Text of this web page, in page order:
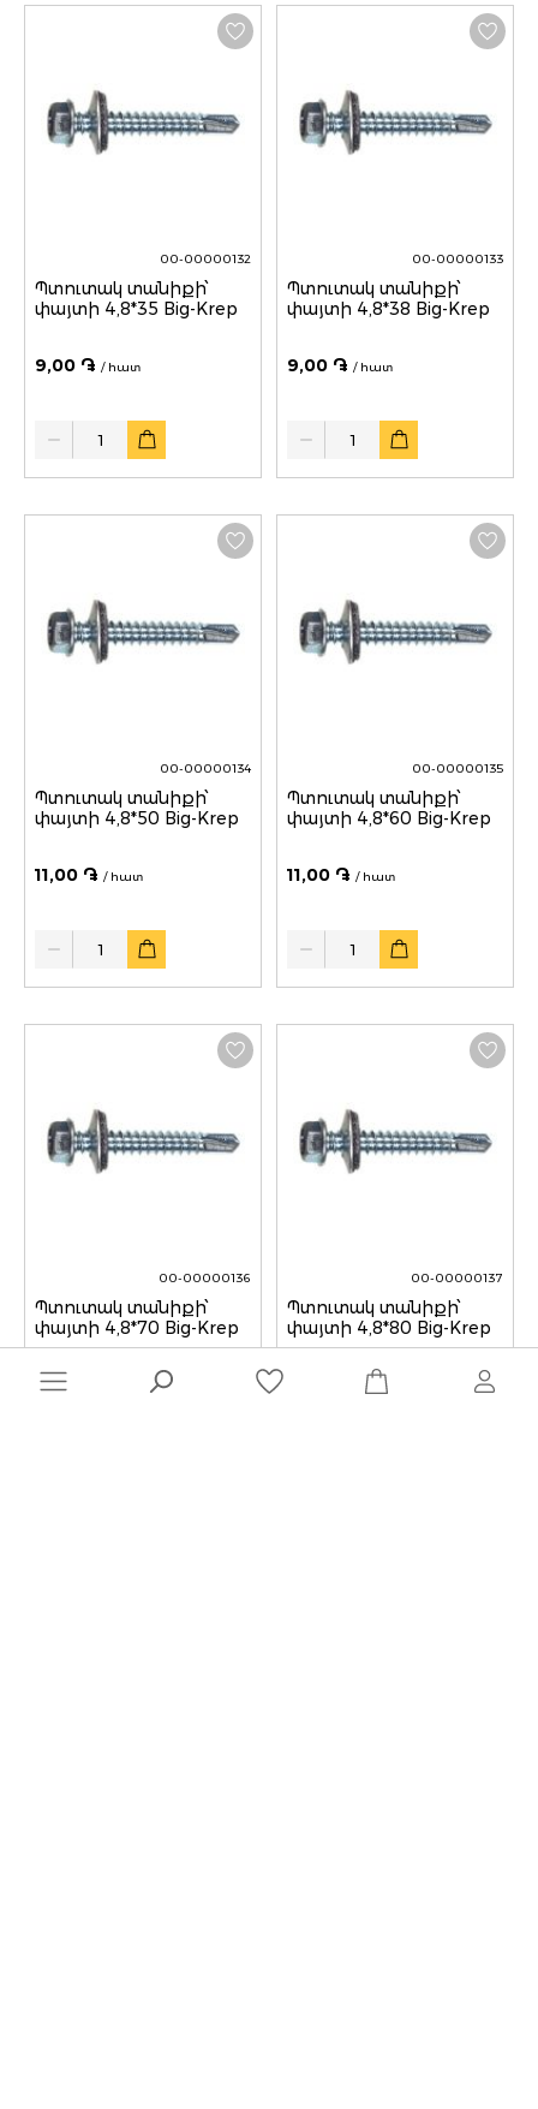
00-00000132
Պտուտակ տանիքի՝
փայտի 4,8*35 Big-Krep
9,00 ֏ / հատ
Quantity
00-00000133
Պտուտակ տանիքի՝
փայտի 4,8*38 Big-Krep
9,00 ֏ / հատ
Quantity
00-00000134
Պտուտակ տանիքի՝
փայտի 4,8*50 Big-Krep
11,00 ֏ / հատ
Quantity
00-00000135
Պտուտակ տանիքի՝
փայտի 4,8*60 Big-Krep
11,00 ֏ / հատ
Quantity
00-00000136
Պտուտակ տանիքի՝
փայտի 4,8*70 Big-Krep
13,00 ֏
00-00000137
Պտուտակ տանիքի՝
փայտի 4,8*80 Big-Krep
/ հատ